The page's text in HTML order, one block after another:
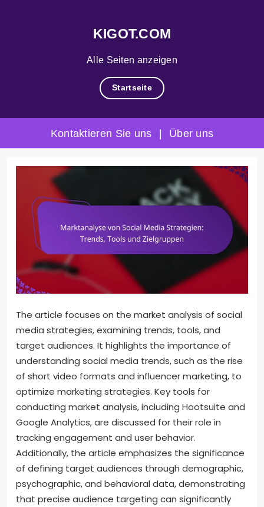
Alle Seiten anzeigen
KIGOT.COM
Startseite
Kontaktieren Sie uns | Über uns
The article focuses on the market analysis of social
media strategies, examining trends, tools, and
target audiences. It highlights the importance of
understanding social media trends, such as the rise
of short video formats and influencer marketing, to
optimize marketing strategies. Key tools for
conducting market analysis, including Hootsuite and
Google Analytics, are discussed for their role in
tracking engagement and user behavior.
Additionally, the article emphasizes the significance
of defining target audiences through demographic,
psychographic, and behavioral data, demonstrating
that precise audience targeting can significantly